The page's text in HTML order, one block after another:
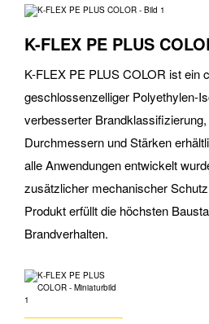
K-FLEX PE PLUS
K-FLEX PE PLUS COLOR ist ein
geschlossenzelliger Polyethylen-
verbesserter
Durchmessern und Stärken
alle Anwendungen entwickelt
zusätzlicher mechanischer
Produkt erfüllt die höchsten
Brandverhalten.